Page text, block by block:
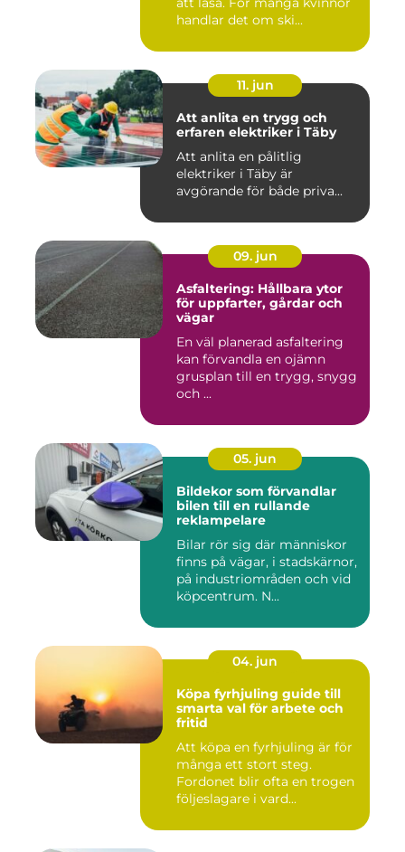
handlar det om ski...
11. jun
Att anlita en trygg och
erfaren elektriker i Täby
Att anlita en pålitlig
elektriker i Täby är
avgörande för både priva...
09. jun
Asfaltering: Hållbara ytor
för uppfarter, gårdar och
vägar
En väl planerad asfaltering
kan förvandla en ojämn
grusplan till en trygg, snygg
och ...
05. jun
Bildekor som förvandlar
bilen till en rullande
reklampelare
Bilar rör sig där människor
finns på vägar, i stadskärnor,
på industriområden och vid
köpcentrum. N...
04. jun
Köpa fyrhjuling guide till
smarta val för arbete och
fritid
Att köpa en fyrhjuling är för
många ett stort steg.
Fordonet blir ofta en trogen
följeslagare i vard...